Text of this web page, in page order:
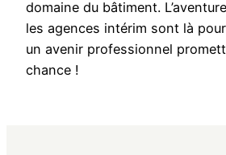
domaine du bâtiment.
les agences intérim sont là
un avenir professionnel
chance !